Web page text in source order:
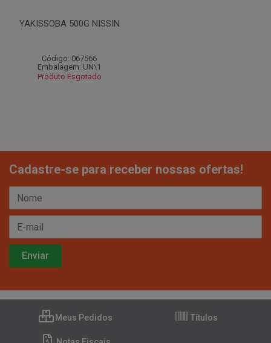
YAKISSOBA 500G NISSIN
Código: 067566
Embalagem: UN\1
Produto Esgotado
Cadastre-se para receber nossas ofertas!
Meus Pedidos Títulos